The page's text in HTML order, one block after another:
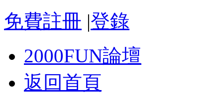
免費註冊 |登錄
2000FUN論壇
返回首頁